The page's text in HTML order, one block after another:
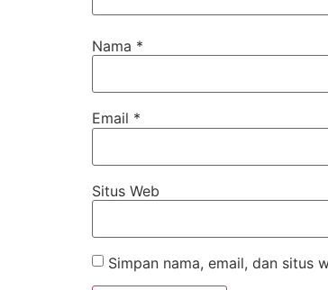
Nama *
Email *
Situs Web
Simpan nama, email, dan situs